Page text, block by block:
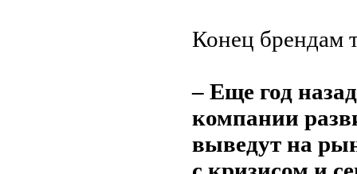
Конец брендам
– Еще год
компании
выведут на